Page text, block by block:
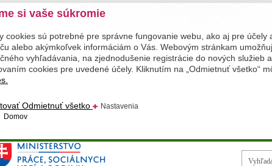
si vaše súkromie
cookies sú potrebné pre správne fungovanie webu, ako aj pre
alebo akýmkoľvek informáciám o Vás. Webovým stránkam
vyhľadávania, na zjednodušenie registrácie do nových služieb
cookies pre uvedené účely. Kliknutím na „Odmietnuť všetko“
Odmietnuť všetko
Nastavenia
Domov
práce, sociálnych vecí a rodiny